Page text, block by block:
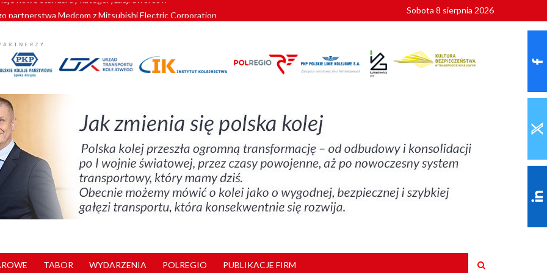
partnerstwa Medcom z Mitsubishi Electric Corporation
znów szuka dostawcy nowych EZT
kolejowych w północnej Wielkopolsce. Łatwiejsze dojazdy do pracy i szkoły
nowe standardy kategoryzacji dworców
Sobota 8 sierpnia 2026
TABOR WYDARZENIA POLREGIO PUBLIKACJE FIRM